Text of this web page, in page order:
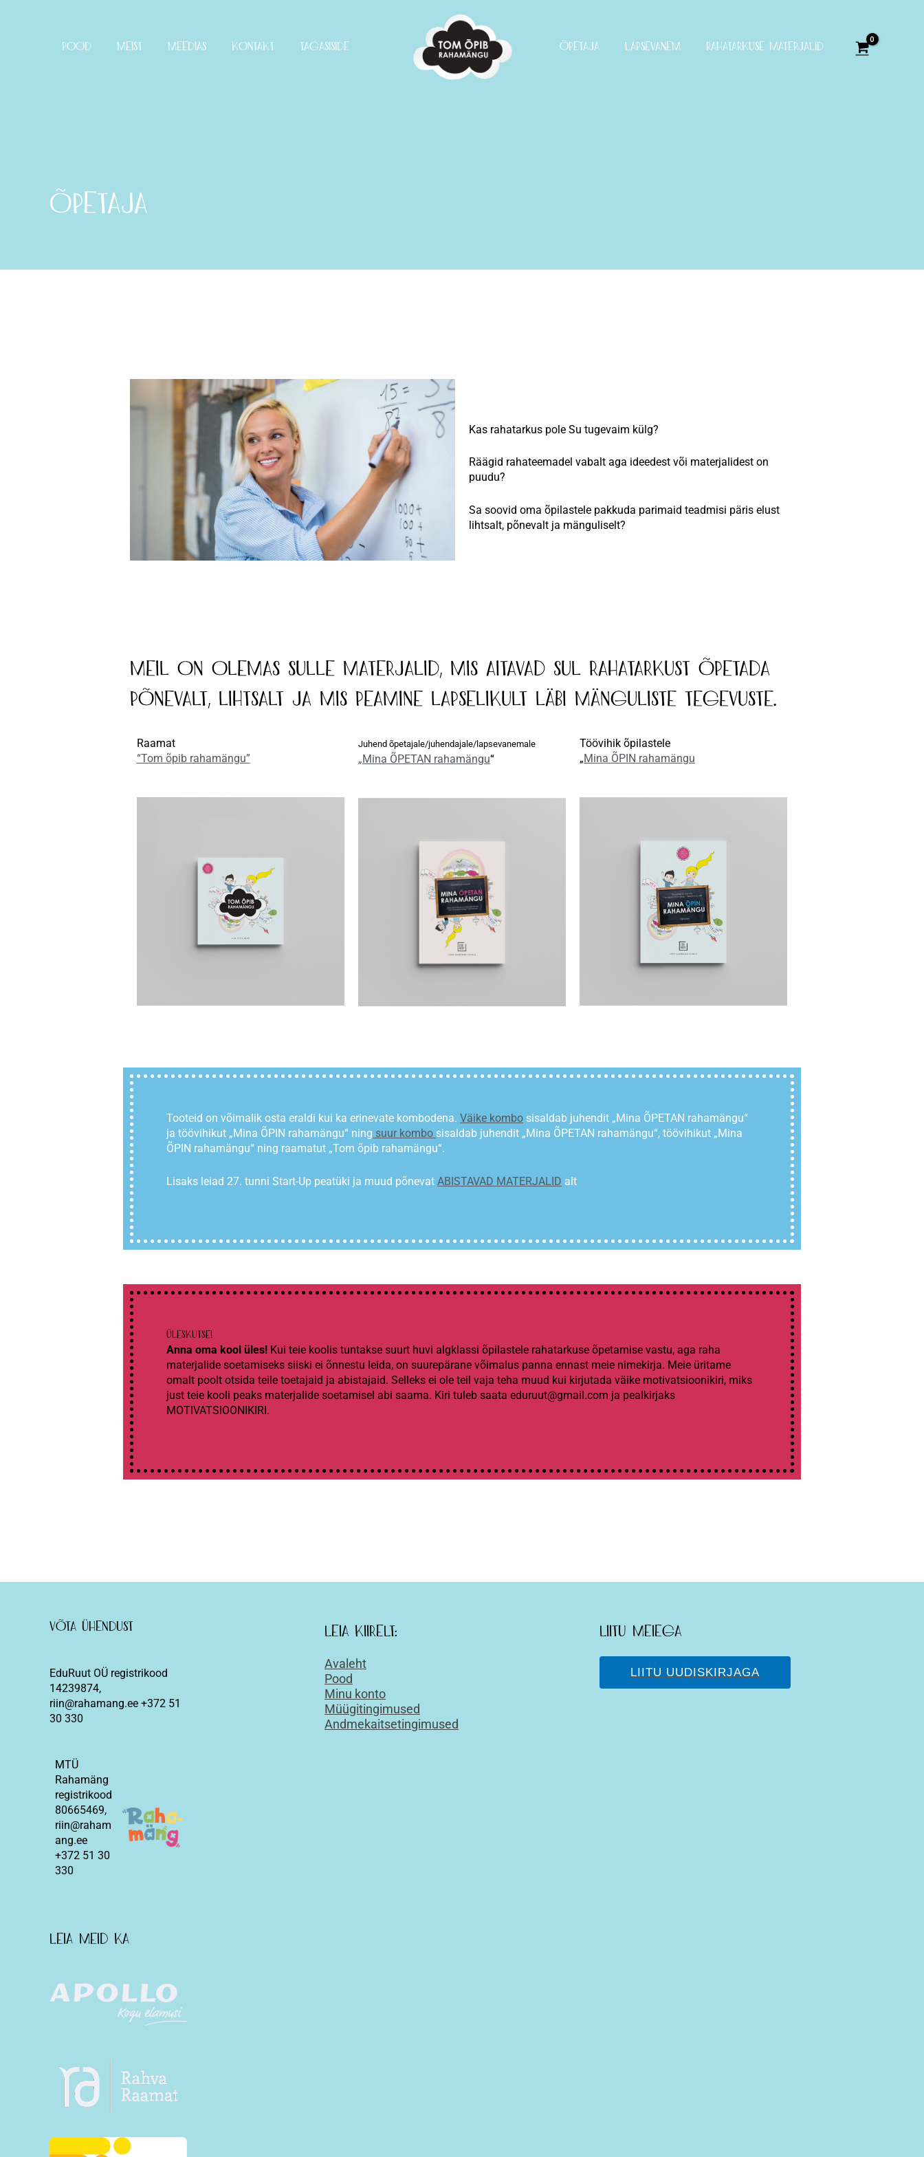
POOD MEIST MEEDIAS KONTAKT TAGASISIDE ÕPETAJA LAPSEVANEM RAHATARKUSE MATERJALID
ÕPETAJA
Kas rahatarkus pole Su tugevaim külg?
Räägid rahateemadel vabalt aga ideedest või materjalidest on
puudu?
Sa soovid oma õpilastele pakkuda parimaid teadmisi päris elust
lihtsalt, põnevalt ja mänguliselt?
Meil on olemas Sulle materjalid, mis aitavad Sul rahatarkust õpetada
põnevalt, lihtsalt ja mis peamine lapselikult läbi mänguliste tegevuste.
Raamat
“Tom õpib rahamängu”
Juhend õpetajale/juhendajale/lapsevanemale
„Mina ÕPETAN rahamängu“
Töövihik õpilastele
„Mina ÕPIN rahamängu
Tooteid on võimalik osta eraldi kui ka erinevate kombodena.Väike kombo sisaldab juhendit „Mina ÕPETAN rahamängu“
ja töövihikut „Mina ÕPIN rahamängu“ ning suur kombo sisaldab juhendit „Mina ÕPETAN rahamängu“, töövihikut „Mina
ÕPIN rahamängu“ ning raamatut „Tom õpib rahamängu“.
Lisaks leiad 27. tunni Start-Up peatüki ja muud põnevatABISTAVAD MATERJALID alt
ÜLESKUTSE!
Anna oma kool üles! Kui teie koolis tuntakse suurt huvi algklassi õpilastele rahatarkuse õpetamise vastu, aga raha
materjalide soetamiseks siiski ei õnnestu leida, on suurepärane võimalus panna ennast meie nimekirja. Meie üritame
omalt poolt otsida teile toetajaid ja abistajaid. Selleks ei ole teil vaja teha muud kui kirjutada väike motivatsioonikiri, miks
just teie kooli peaks materjalide soetamisel abi saama. Kiri tuleb saata eduruut@gmail.com ja pealkirjaks
MOTIVATSIOONIKIRI.
Võta ühendust
EduRuut OÜ registrikood
14239874,
riin@rahamang.ee +372 51
30 330
MTÜ
Rahamäng
registrikood
80665469,
riin@raham
ang.ee
+372 51 30
330
Leia meid ka
Leia kiirelt:
Avaleht
Pood
Minu konto
Müügitingimused
Andmekaitsetingimused
Liitu meiega
LIITU UUDISKIRJAGA